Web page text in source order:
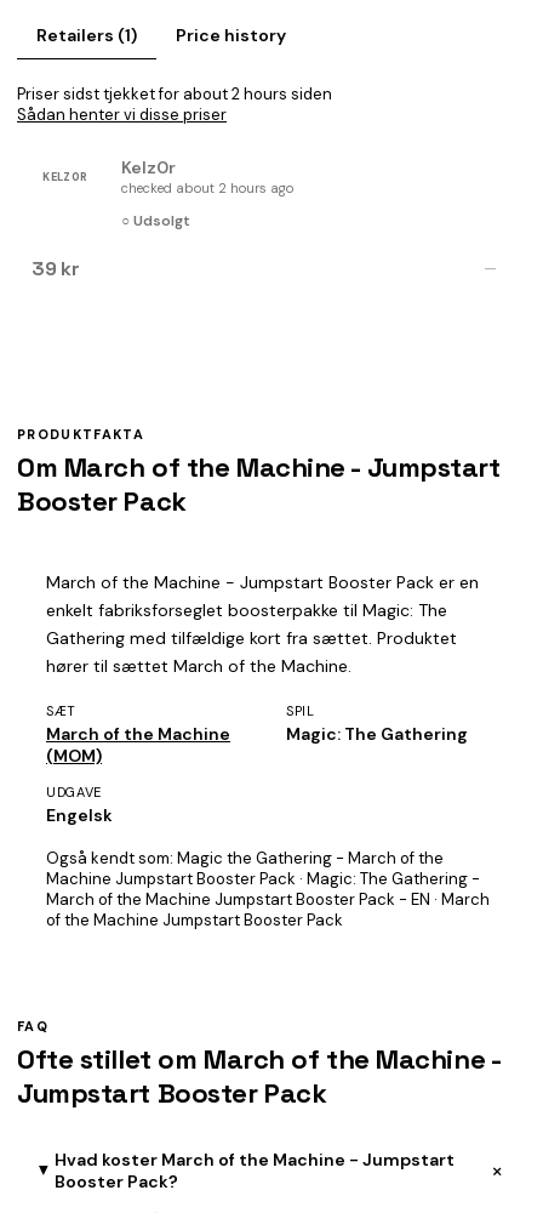
Retailers (1) Price history
Priser sidst tjekket for about 2 hours siden
Sådan henter vi disse priser
KELZ0R Kelz0r
checked about 2 hours ago
○ Udsolgt
39 kr —
PRODUKTFAKTA
Om March of the Machine - Jumpstart
Booster Pack
March of the Machine - Jumpstart Booster Pack er en
enkelt fabriksforseglet boosterpakke til Magic: The
Gathering med tilfældige kort fra sættet. Produktet
hører til sættet March of the Machine.
SÆT
March of the Machine
(MOM)
SPIL
Magic: The Gathering
UDGAVE
Engelsk
Også kendt som: Magic the Gathering - March of the
Machine Jumpstart Booster Pack · Magic: The Gathering -
March of the Machine Jumpstart Booster Pack - EN · March
of the Machine Jumpstart Booster Pack
FAQ
Ofte stillet om March of the Machine -
Jumpstart Booster Pack
Hvad koster March of the Machine - Jumpstart
Booster Pack?
+